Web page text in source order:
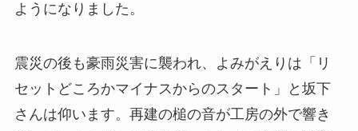
ようになりました。
震災の後も豪雨災害に襲われ、よみがえりは「リ
セットどころかマイナスからのスタート」と坂下
さんは仰います。再建の槌の音が工房の外で響き